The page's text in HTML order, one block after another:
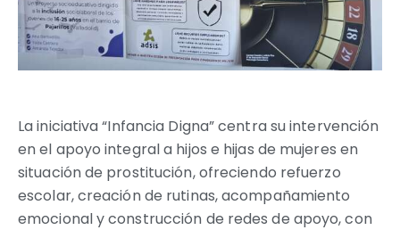
La iniciativa “Infancia Digna” centra su intervención
en el apoyo integral a hijos e hijas de mujeres en
situación de prostitución, ofreciendo refuerzo
escolar, creación de rutinas, acompañamiento
emocional y construcción de redes de apoyo, con